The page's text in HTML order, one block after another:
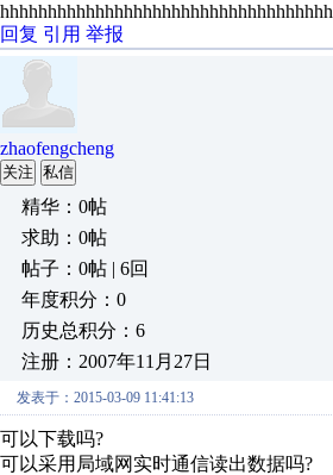
hhhhhhhhhhhhhhhhhhhhhhhhhhhhhhhhhhh
回复 引用 举报
zhaofengcheng
关注 私信
精华：0帖
求助：0帖
帖子：0帖 | 6回
年度积分：0
历史总积分：6
注册：2007年11月27日
发表于：2015-03-09 11:41:13
可以下载吗?
可以采用局域网实时通信读出数据吗?